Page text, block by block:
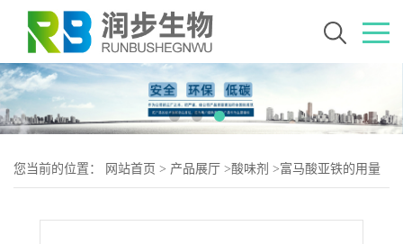
您当前的位置： 网站首页 > 产品展厅 >酸味剂 >富马酸亚铁的用量